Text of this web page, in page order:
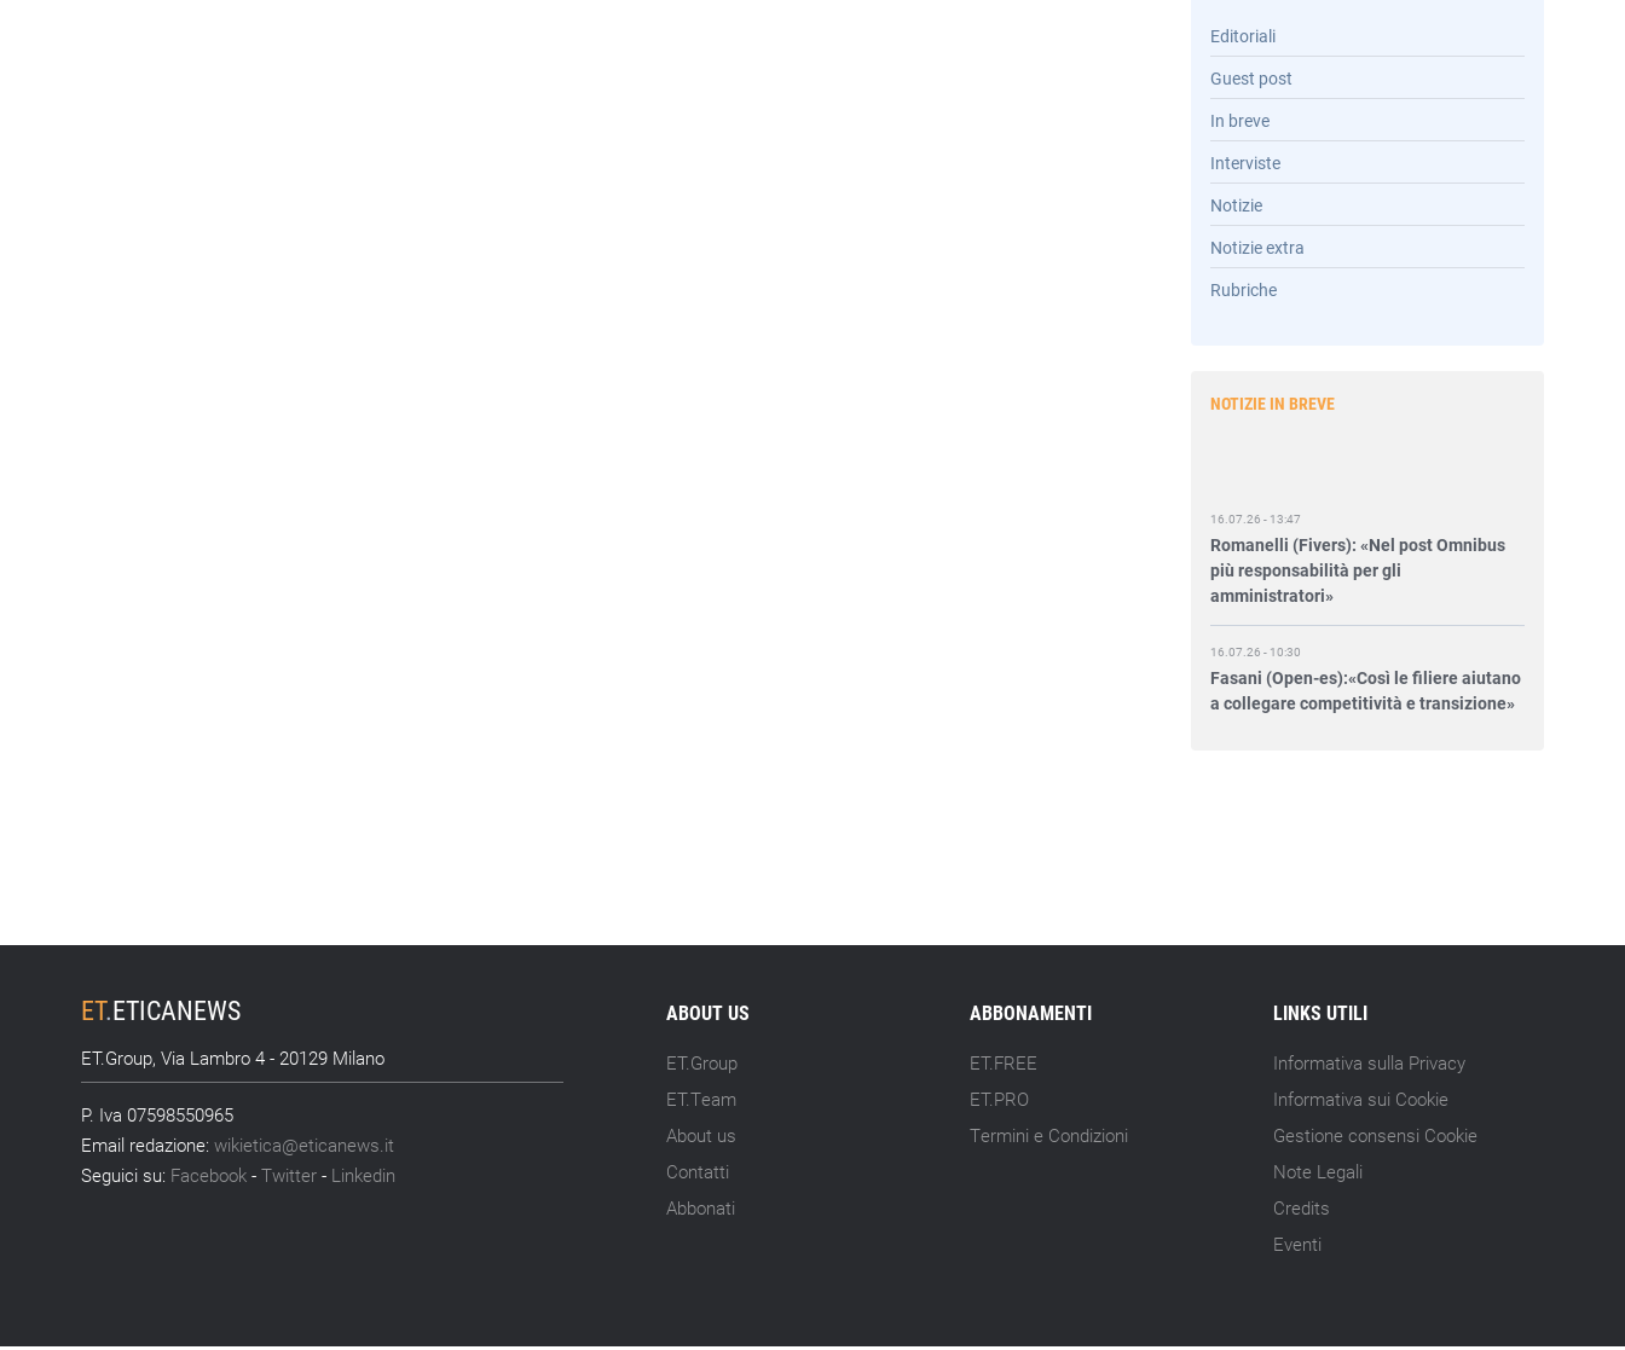
Editoriali
Guest post
In breve
Interviste
Notizie
Notizie extra
Rubriche
NOTIZIE IN BREVE
Romanelli (Fivers): «Nel post Omnibus
più responsabilità per gli
amministratori»
16.07.26 - 10:30
Fasani (Open-es):«Così le filiere aiutano
a collegare competitività e transizione»
15.07.26 - 8:00
vecchie scorte
14.07.26 - 12:20
ESG degli investimenti»
14.07.26 - 11:00
appuntamenti
ET.ETICANEWS
ET.Group, Via Lambro 4 - 20129 Milano
P. Iva 07598550965
Email redazione:wikietica@eticanews.it
Seguici su: Facebook -Twitter - Linkedin
ABOUT US
ET.Group
ET.Team
About us
Contatti
Abbonati
ABBONAMENTI
ET.FREE
ET.PRO
Termini e Condizioni
LINKS UTILI
Informativa sulla Privacy
Informativa sui Cookie
Gestione consensi Cookie
Note Legali
Credits
Eventi